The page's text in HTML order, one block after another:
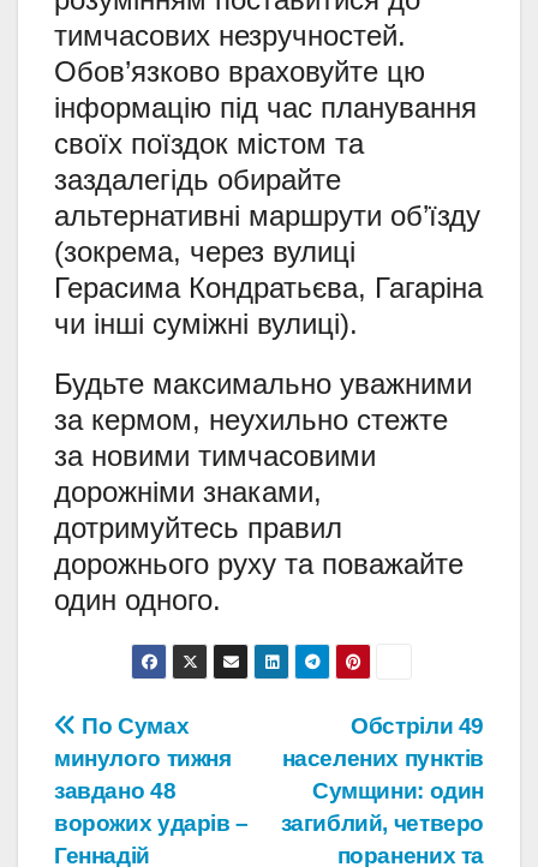
тимчасових незручностей.
Обов’язково враховуйте цю
інформацію під час планування
своїх поїздок містом та
заздалегідь обирайте
альтернативні маршрути об’їзду
(зокрема, через вулиці
Герасима Кондратьєва, Гагаріна
чи інші суміжні вулиці).
Будьте максимально уважними
за кермом, неухильно стежте
за новими тимчасовими
дорожніми знаками,
дотримуйтесь правил
дорожнього руху та поважайте
один одного.
Навігація
записів
Обстріли 49
населених пунктів
Сумщини: один
загиблий, четверо
поранених та
По Сумах
минулого тижня
завдано 48
ворожих ударів –
Геннадій